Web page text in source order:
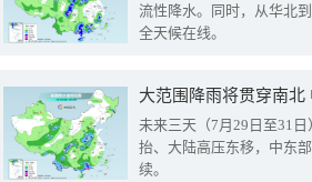
流性降水。同时，从华北
全天候在线。
大范围降雨将贯穿南
未来三天（7月29日至31
抬、大陆高压东移，中东
续。